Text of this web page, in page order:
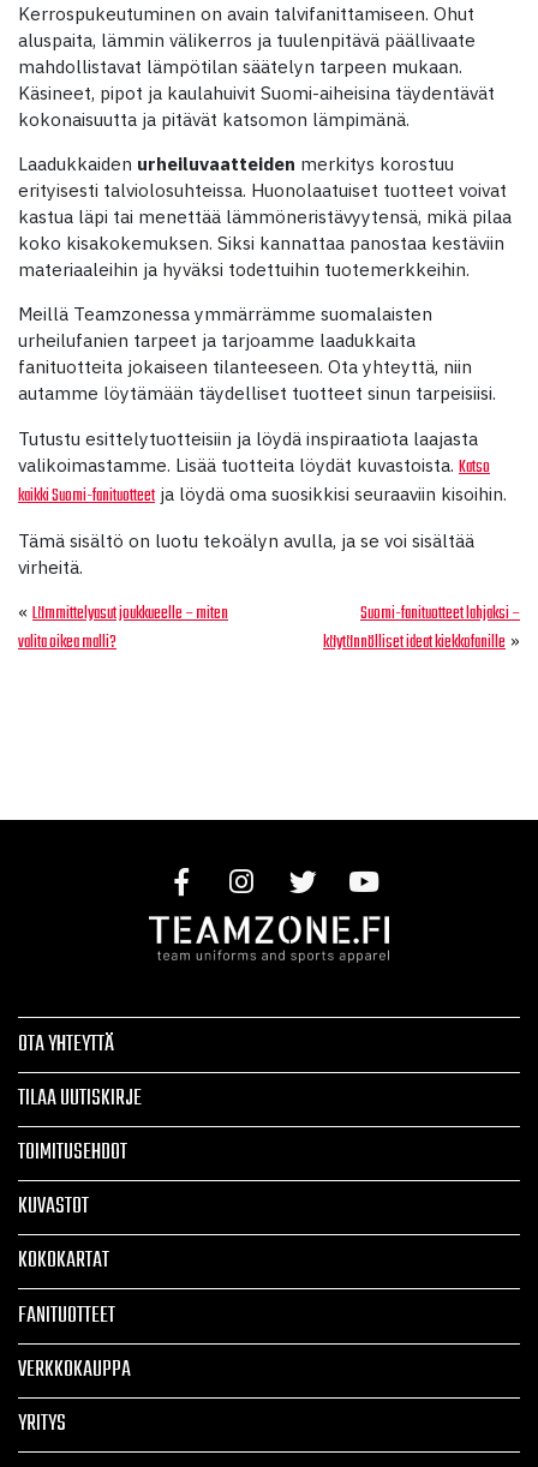
Kerrospukeutuminen on avain talvifanittamiseen. Ohut
aluspaita, lämmin välikerros ja tuulenpitävä päällivaate
mahdollistavat lämpötilan säätelyn tarpeen mukaan.
Käsineet, pipot ja kaulahuivit Suomi-aiheisina täydentävät
kokonaisuutta ja pitävät katsomon lämpimänä.
Laadukkaiden urheiluvaatteiden merkitys korostuu
erityisesti talviolosuhteissa. Huonolaatuiset tuotteet voivat
kastua läpi tai menettää lämmöneristävyytensä, mikä pilaa
koko kisakokemuksen. Siksi kannattaa panostaa kestäviin
materiaaleihin ja hyväksi todettuihin tuotemerkkeihin.
Meillä Teamzonessa ymmärrämme suomalaisten
urheilufanien tarpeet ja tarjoamme laadukkaita
fanituotteita jokaiseen tilanteeseen. Ota yhteyttä, niin
autamme löytämään täydelliset tuotteet sinun tarpeisiisi.
Tutustu esittelytuotteisiin ja löydä inspiraatiota laajasta
valikoimastamme. Lisää tuotteita löydät kuvastoista. Katso
kaikki Suomi-fanituotteet ja löydä oma suosikkisi seuraaviin kisoihin.
Tämä sisältö on luotu tekoälyn avulla, ja se voi sisältää
virheitä.
« Lämmittelyasut joukkueelle – miten
valita oikea malli?
Suomi-fanituotteet lahjaksi –
käytännölliset ideat kiekkofanille »
OTA YHTEYTTÄ
TILAA UUTISKIRJE
TOIMITUSEHDOT
KUVASTOT
KOKOKARTAT
FANITUOTTEET
VERKKOKAUPPA
YRITYS